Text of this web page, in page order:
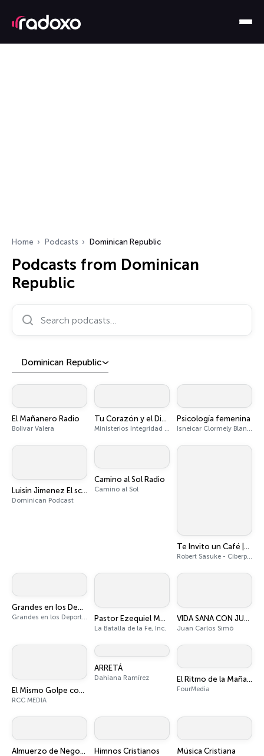
Home Podcasts Dominican Republic
Podcasts from Dominican
Republic
Search podcasts…
Dominican Republic
El Mañanero Radio
Bolivar Valera
Tu Corazón y el Dinero
Ministerios Integridad & Sabiduría
Psicología femenina
Isneicar Clormely Blanco Perez
Luisin Jimenez El scouting Report
Dominican Podcast
Camino al Sol Radio
Camino al Sol
Te Invito un Café |- Desarrollo Personal, Autoayuda, Mente, Dudas, Inspiracion en Dosis Diaria
Robert Sasuke - Ciberpsicólogo y Experto en Crecimiento Personal
Grandes en los Deportes
Grandes en los Deportes Pastor Ezequiel Molina Rosario
La Batalla de la Fe, Inc.
VIDA SANA CON JUAN CARLOS SIMŌ®
Juan Carlos Simō
El Mismo Golpe con Jochy
RCC MEDIA
ARRETÁ
Dahiana Ramírez El Ritmo de la Mañana
FourMedia
Almuerzo de Negocios Himnos Cristianos Música Cristiana